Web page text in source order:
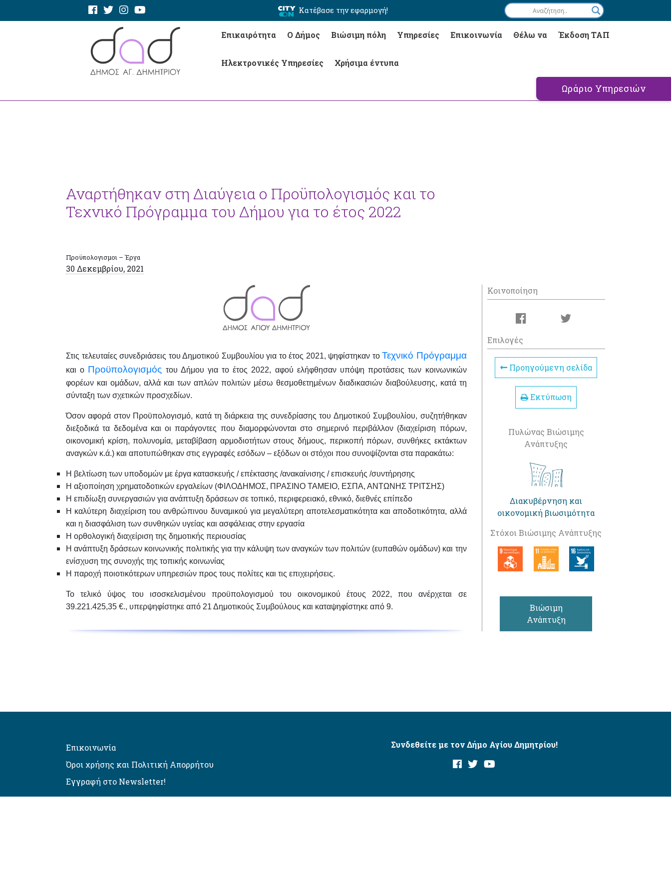
Κατέβασε την εφαρμογή!
Επικαιρότητα Ο Δήμος Βιώσιμη πόλη Υπηρεσίες Επικοινωνία Θέλω να Έκδοση ΤΑΠ
Ηλεκτρονικές Υπηρεσίες Χρήσιμα έντυπα
Ωράριο Υπηρεσιών
Αναρτήθηκαν στη Διαύγεια ο Προϋπολογισμός και το
Τεχνικό Πρόγραμμα του Δήμου για το έτος 2022
Προϋπολογισμοι – Έργα
30 Δεκεμβρίου, 2021
Στις τελευταίες συνεδριάσεις του Δημοτικού Συμβουλίου για το έτος 2021, ψηφίστηκαν το Τεχνικό Πρόγραμμα
και ο Προϋπολογισμός του Δήμου για το έτος 2022, αφού ελήφθησαν υπόψη προτάσεις των κοινωνικών
φορέων και ομάδων, αλλά και των απλών πολιτών μέσω θεσμοθετημένων διαδικασιών διαβούλευσης, κατά τη
σύνταξη των σχετικών προσχεδίων.
Όσον αφορά στον Προϋπολογισμό, κατά τη διάρκεια της συνεδρίασης του Δημοτικού Συμβουλίου, συζητήθηκαν
διεξοδικά τα δεδομένα και οι παράγοντες που διαμορφώνονται στο σημερινό περιβάλλον (διαχείριση πόρων,
οικονομική κρίση, πολυνομία, μεταβίβαση αρμοδιοτήτων στους δήμους, περικοπή πόρων, συνθήκες εκτάκτων
αναγκών κ.ά.) και αποτυπώθηκαν στις εγγραφές εσόδων – εξόδων οι στόχοι που συνοψίζονται στα παρακάτω:
Η βελτίωση των υποδομών με έργα κατασκευής / επέκτασης /ανακαίνισης / επισκευής /συντήρησης
Η αξιοποίηση χρηματοδοτικών εργαλείων (ΦΙΛΟΔΗΜΟΣ, ΠΡΑΣΙΝΟ ΤΑΜΕΙΟ, ΕΣΠΑ, ΑΝΤΩΝΗΣ ΤΡΙΤΣΗΣ)
Η επιδίωξη συνεργασιών για ανάπτυξη δράσεων σε τοπικό, περιφερειακό, εθνικό, διεθνές επίπεδο
Η καλύτερη διαχείριση του ανθρώπινου δυναμικού για μεγαλύτερη αποτελεσματικότητα και αποδοτικότητα, αλλά
και η διασφάλιση των συνθηκών υγείας και ασφάλειας στην εργασία
Η ορθολογική διαχείριση της δημοτικής περιουσίας
Ηανάπτυξη δράσεων κοινωνικής πολιτικής για την κάλυψη των αναγκών των πολιτών (ευπαθών ομάδων) και την
ενίσχυση της συνοχής της τοπικής κοινωνίας
Η παροχή ποιοτικότερων υπηρεσιών προς τους πολίτες και τις επιχειρήσεις.
Το τελικό ύψος του ισοσκελισμένου προϋπολογισμού του οικονομικού έτους 2022, που ανέρχεται σε
39.221.425,35 €., υπερψηφίστηκε από 21 Δημοτικούς Συμβούλους και καταψηφίστηκε από 9.
Κοινοποίηση
Επιλογές
Προηγούμενη σελίδα
Εκτύπωση
Πυλώνας Βιώσιμης
Ανάπτυξης
Διακυβέρνηση και
οικονομική βιωσιμότητα
Στόχοι Βιώσιμης Ανάπτυξης
Βιώσιμη
Ανάπτυξη
Επικοινωνία
Όροι χρήσης και Πολιτική Απορρήτου
Εγγραφή στο Newsletter!
Συνδεθείτε με τον Δήμο Αγίου Δημητρίου!